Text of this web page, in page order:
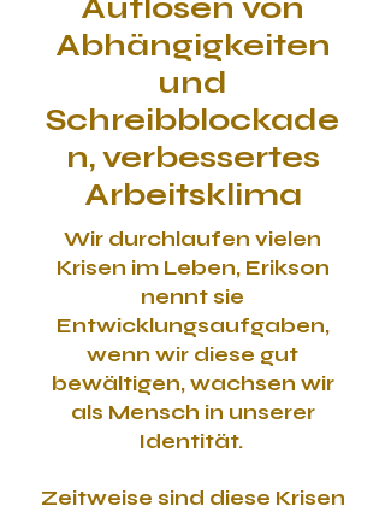
Auflösen von
Abhängigkeiten
und
Schreibblockade
n, verbessertes
Arbeitsklima
Wir durchlaufen vielen
Krisen im Leben, Erikson
nennt sie
Entwicklungsaufgaben,
wenn wir diese gut
bewältigen, wachsen wir
als Mensch in unserer
Identität.
Zeitweise sind diese Krisen